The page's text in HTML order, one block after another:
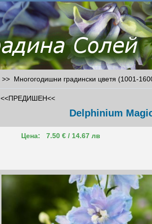
>> Многогодишни градински цветя (1001-
<<ПРЕДИШЕН<<
Delphinium
Цена: 7.50 € / 14.67 лв